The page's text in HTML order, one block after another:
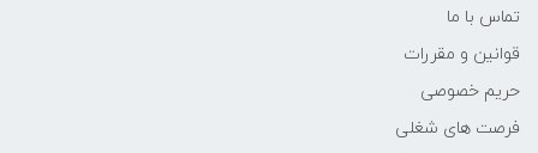
تماس با ما
قوانین و مقررات
حریم خصوصی
فرصت های شغلی